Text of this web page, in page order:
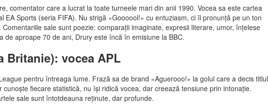
comentator care a lucrat la toate turneele mari din anii 1990. Vocea sa este cartea
EA Sports (seria FIFA). Nu strigă «Goooool!» cu entuziasm, ci îl pronunță pe un ton
sale sunt poezie: comparații imaginate, expresii literare, umor, înțelese
de aproape 70 de ani, Drury este încă în emisiune la BBC.
Britanie): vocea APL
pentru întreaga lume. Frază sa de brand «Aguerooo!» la golul care a decis titlul
fiecare statistică, nu își ridică vocea, dar creează tensiune prin intonație.
sale sunt întotdeauna reținute, dar profunde.